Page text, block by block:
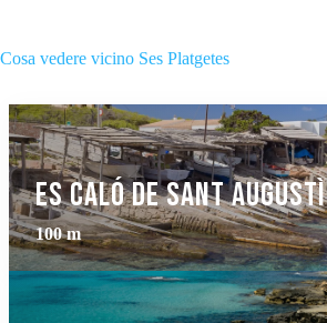
Cosa vedere vicino Ses Platgetes
Es Caló de Sant Augustì
100 m